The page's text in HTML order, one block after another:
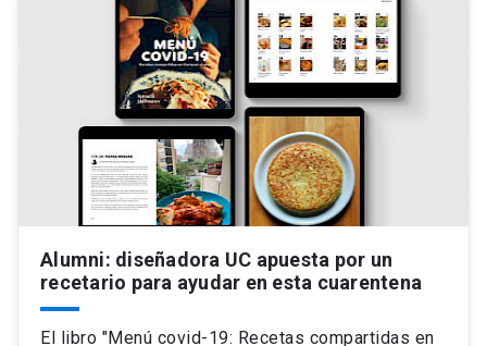
Alumni: diseñadora UC apuesta por un
recetario para ayudar en esta cuarentena
El libro "Menú covid-19: Recetas compartidas en